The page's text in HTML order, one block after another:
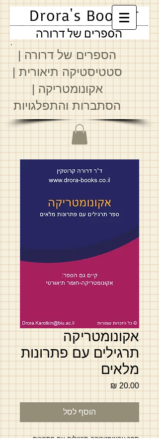
הספרים של דרורה|
סטטיסטיקה תיאורית|
אקונומטריקה|
הסתברות והתפלגויות
אקונומטריקה
תרגילים עם פתרונות
מלאים
מחיר
הוסף לסל
ספר אקונומטריקה תרגילים עם פתרונות